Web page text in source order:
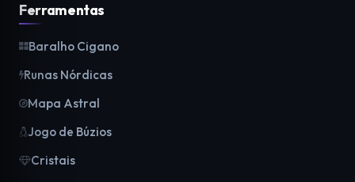
Ferramentas
Baralho Cigano
Runas Nórdicas
Mapa Astral
Jogo de Búzios
Cristais